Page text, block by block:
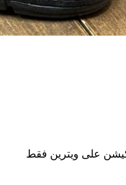
علی ویترین فقط